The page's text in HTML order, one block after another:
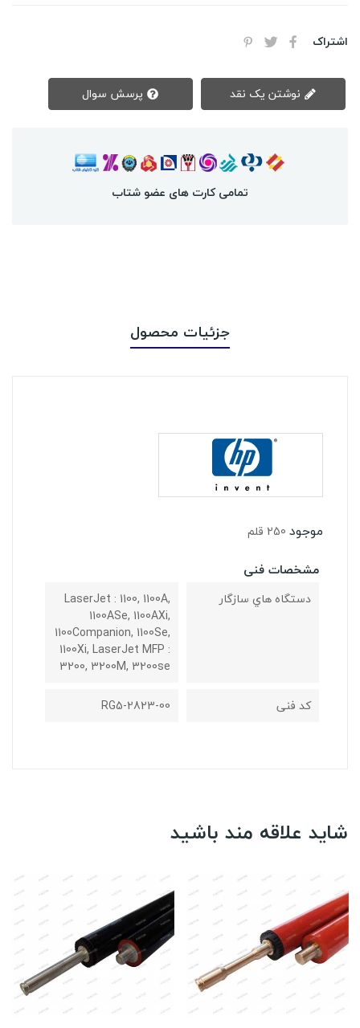
اشتراک
تمامی کارت های عضو شتاب
جزئیات محصول
موجود 250 قلم
مشخصات فنی
دستگاه هاي سازگار
LaserJet : 1100, 1100A,
1100ASe, 1100AXi,
1100Companion, 1100Se,
1100Xi, LaserJet MFP :
3200, 3200M, 3200se
کد فنی
RG5-2823-00
شاید علاقه مند باشید